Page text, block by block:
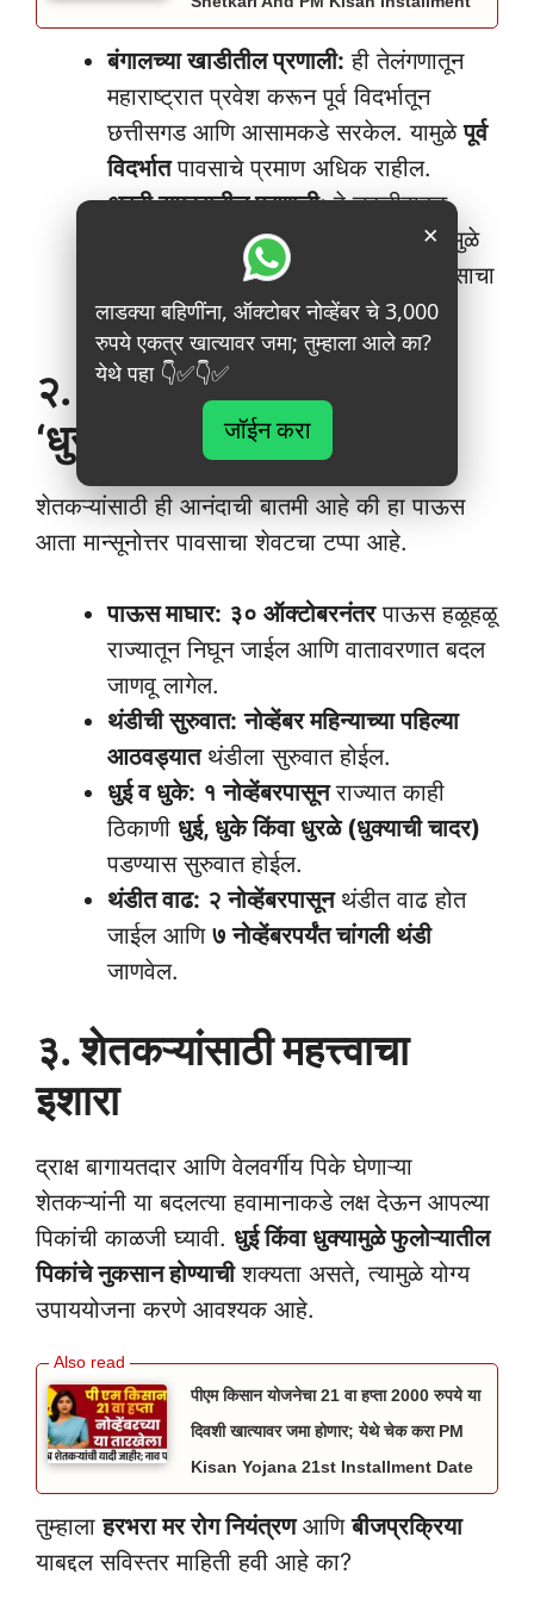
बंगालच्या खाडीतील प्रणाली: ही तेलंगणातून
महाराष्ट्रात प्रवेश करून पूर्व विदर्भातून
छत्तीसगड आणि आसामकडे सरकेल. यामुळेपूर्व
विदर्भातपावसाचे प्रमाण अधिक राहील.
अरबी समुद्रातील प्रणाली:हे चक्रीवादळ
गुजरातकडे जाऊन ओमानकडे सरकेल. यामुळे
उत्तर महाराष्ट्रात आणि कोकणपट्टीत
पावसाचा
जोर वाढेल.
२. ३० ऑक्टोबरनंतर थंडीचा
‘धुरळा’
शेतकऱ्यांसाठी ही आनंदाची बातमी आहे की हा पाऊस
आता मान्सूनोत्तर पावसाचा शेवटचा टप्पा आहे.
पाऊस माघार: ३० ऑक्टोबरनंतरपाऊस हळूहळू
राज्यातून निघून जाईल आणि वातावरणात बदल
जाणवू लागेल.
थंडीची सुरुवात: नोव्हेंबर महिन्याच्या पहिल्या
आठवड्यातथंडीला सुरुवात होईल.
धुई व धुके: १ नोव्हेंबरपासूनराज्यात काही
ठिकाणी धुई, धुके किंवा धुरळे (धुक्याची चादर)
पडण्यास सुरुवात होईल.
थंडीत वाढ: २ नोव्हेंबरपासूनथंडीत वाढ होत
जाईल आणि ७ नोव्हेंबरपर्यंत चांगली थंडी
जाणवेल.
३. शेतकऱ्यांसाठी महत्त्वाचा
इशारा
द्राक्ष बागायतदार आणि वेलवर्गीय पिके घेणाऱ्या
शेतकऱ्यांनी या बदलत्या हवामानाकडे लक्ष देऊन आपल्या
पिकांची काळजी घ्यावी. धुई किंवा धुक्यामुळे फुलोऱ्यातील
पिकांचे नुकसान होण्याचीशक्यता असते, त्यामुळे योग्य
उपाययोजना करणे आवश्यक आहे.
पीएम किसान योजनेचा 21 वा हप्ता 2000 रुपये या
दिवशी खात्यावर जमा होणार; येथे चेक करा PM
Kisan Yojana 21st Installment Date
तुम्हालाहरभरा मर रोग नियंत्रणआणिबीजप्रक्रिया
याबद्दल सविस्तर माहिती हवी आहे का?
×
लाडक्या बहिणींना, ऑक्टोबर नोव्हेंबर चे 3,000
रुपये एकत्र खात्यावर जमा; तुम्हाला आले का?
येथे पहा 👇✅👇✅
जॉईन करा